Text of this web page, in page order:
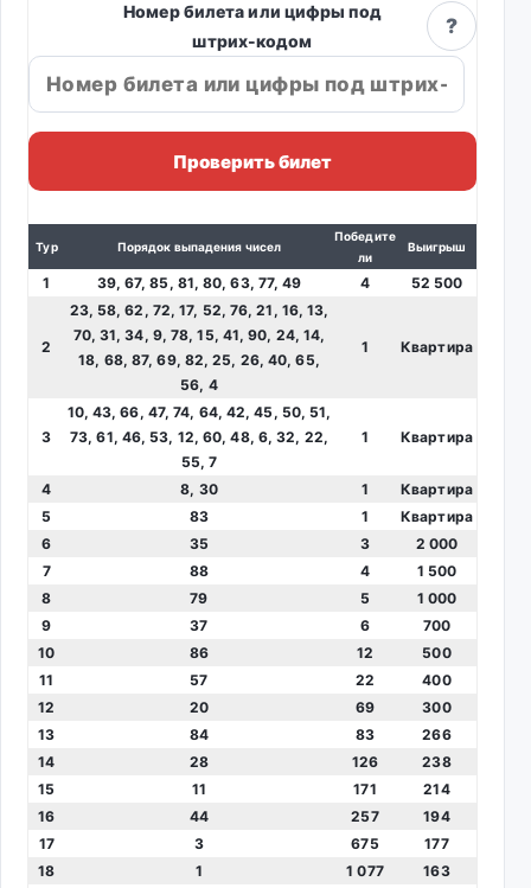
Номер билета или цифры под
штрих-кодом
?
Проверить билет
Тур Порядок выпадения чисел
Победите
ли
Выигрыш
1 39, 67, 85, 81, 80, 63, 77, 49 4 52 500
2
23, 58, 62, 72, 17, 52, 76, 21, 16, 13,
70, 31, 34, 9, 78, 15, 41, 90, 24, 14,
18, 68, 87, 69, 82, 25, 26, 40, 65,
56, 4
1 Квартира
3
10, 43, 66, 47, 74, 64, 42, 45, 50, 51,
73, 61, 46, 53, 12, 60, 48, 6, 32, 22,
55, 7
1 Квартира
4 8, 30 1
Квартира
5
83 1
Квартира
6
35 3
2 000
7
88 4
1 500
8
79 5
1 000
9
37 6
700
10
86 12
500
11
57 22
400
12
20 69
300
13
84 83
266
14
28 126
238
15
11 171
214
16
44 257
194
17
3 675
177
18
1 1 077
163